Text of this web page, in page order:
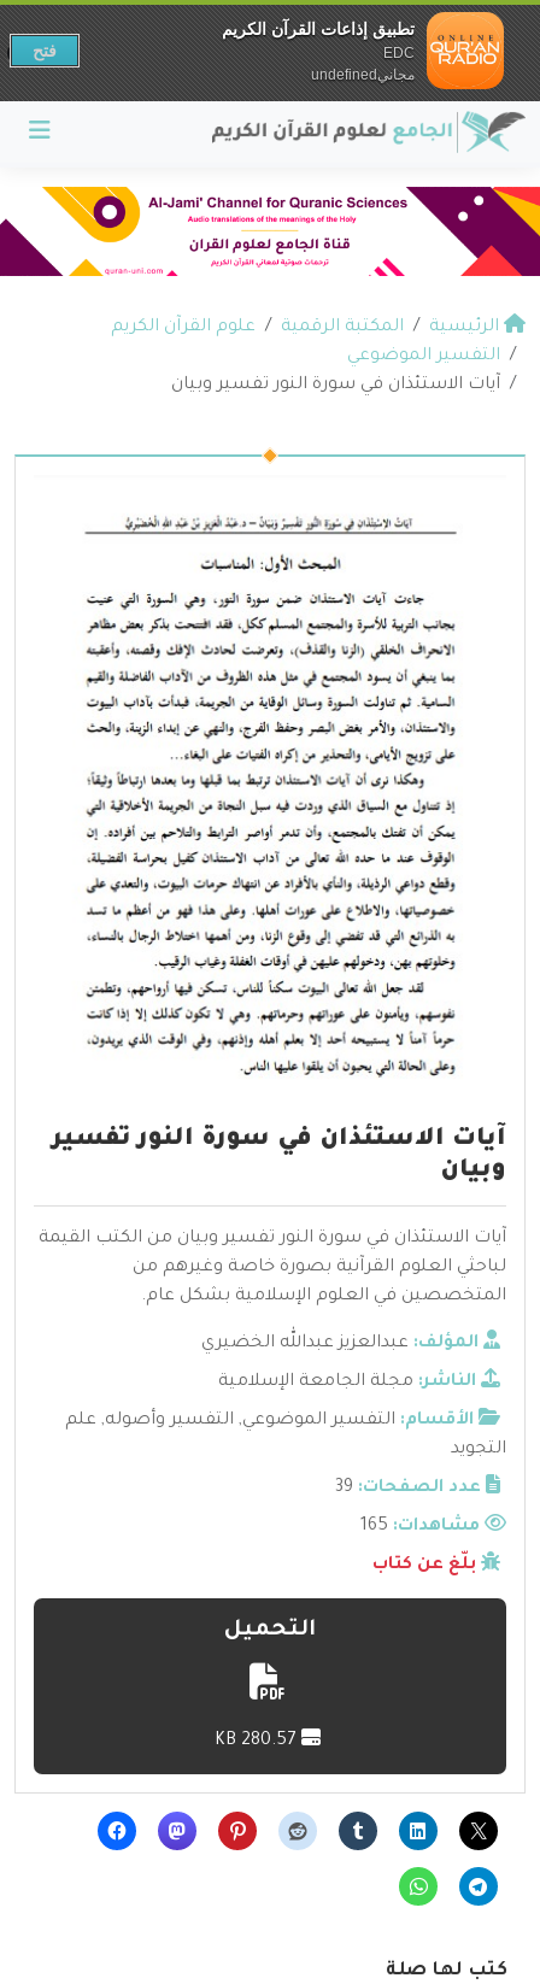
الرئيسية المكتبة الرقمية
علوم القرآن الكريم
التفسير الموضوعي
آيات الاستئذان في سورة النور تفسير وبيان
آيات الاستئذان في سورة النور تفسير
وبيان
آيات الاستئذان في سورة النور تفسير وبيان من الكتب القيمة
لباحثي العلوم القرآنية بصورة خاصة وغيرهم من
المتخصصين في العلوم الإسلامية بشكل عام.
المؤلف: عبدالعزيز عبدالله الخضيري
الناشر: مجلة الجامعة الإسلامية
الأقسام: التفسير الموضوعي, التفسير وأصوله, علم
التجويد
عدد الصفحات: 39
مشاهدات:
بلّغ عن كتاب
التحميل
كتب لها صلة
تطبيق إذاعات القرآن الكريم
EDC
مجانيundefined
فتح